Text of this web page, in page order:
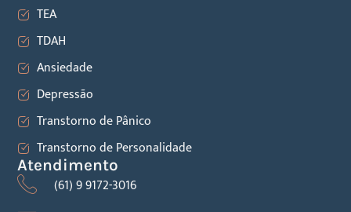
TEA
TDAH
Ansiedade
Depressão
Transtorno de Pânico
Transtorno de Personalidade
Atendimento
(61) 9 9172-3016